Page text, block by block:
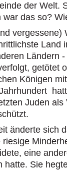
der Welt.
war das so?
vergessene)
Land
Ländern
getötet
Königen
Juden
änderte sich
riesige
eine
hatte. Sie